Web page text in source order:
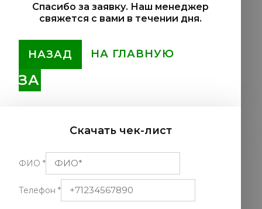
Спасибо за заявку. Наш менеджер
свяжется с вами в течении дня.
НАЗАД НА ГЛАВНУЮ
ЗАКРЫТЬ
Скачать чек-лист
ФИО *
Телефон *